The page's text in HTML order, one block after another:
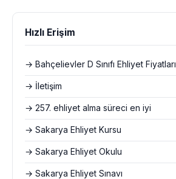
Hızlı Erişim
→ Bahçelievler D Sınıfı Ehliyet Fiyatları
→ İletişim
→ 257. ehliyet alma süreci en iyi
→ Sakarya Ehliyet Kursu
→ Sakarya Ehliyet Okulu
→ Sakarya Ehliyet Sınavı